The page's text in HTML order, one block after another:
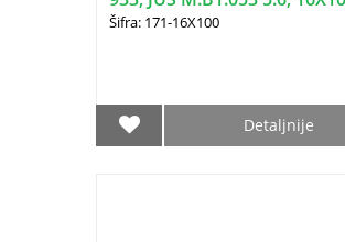
Šifra: 171-16X100
Detaljnije